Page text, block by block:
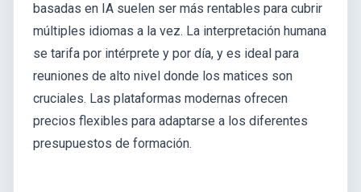
basadas en IA suelen ser más rentables para cubrir
múltiples idiomas a la vez. La interpretación humana
se tarifa por intérprete y por día, y es ideal para
reuniones de alto nivel donde los matices son
cruciales. Las plataformas modernas ofrecen
precios flexibles para adaptarse a los diferentes
presupuestos de formación.